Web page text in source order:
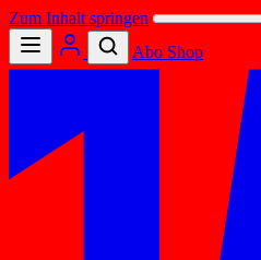
Zum Inhalt springen
Abo Shop